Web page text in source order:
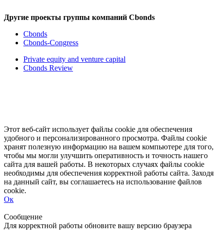
Другие проекты группы компаний Cbonds
Cbonds
Cbonds-Congress
Private equity and venture capital
Cbonds Review
Этот веб-сайт использует файлы cookie для обеспечения
удобного и персонализированного просмотра. Файлы cookie
хранят полезную информацию на вашем компьютере для того,
чтобы мы могли улучшить оперативность и точность нашего
сайта для вашей работы. В некоторых случаях файлы cookie
необходимы для обеспечения корректной работы сайта. Заходя
на данный сайт, вы соглашаетесь на использование файлов
cookie.
Ок
Сообщение
Для корректной работы обновите вашу версию браузера